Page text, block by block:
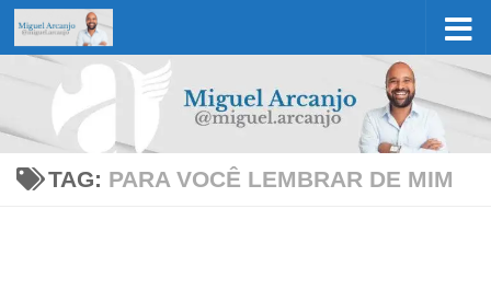
Skip to content
TAG: PARA VOCÊ LEMBRAR DE MIM